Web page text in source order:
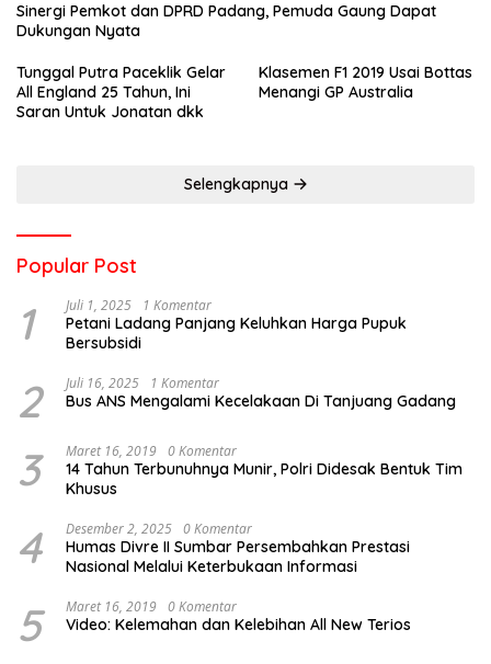
Sinergi Pemkot dan DPRD Padang, Pemuda Gaung Dapat
Dukungan Nyata
Tunggal Putra Paceklik Gelar
All England 25 Tahun, Ini
Saran Untuk Jonatan dkk
Klasemen F1 2019 Usai Bottas
Menangi GP Australia
Selengkapnya
Popular Post
1 Juli 1, 2025 1 Komentar
Petani Ladang Panjang Keluhkan Harga Pupuk
Bersubsidi
2 Juli 16, 2025 1 Komentar
Bus ANS Mengalami Kecelakaan Di Tanjuang Gadang
3 Maret 16, 2019 0 Komentar
14 Tahun Terbunuhnya Munir, Polri Didesak Bentuk Tim
Khusus
4 Desember 2, 2025 0 Komentar
Humas Divre II Sumbar Persembahkan Prestasi
Nasional Melalui Keterbukaan Informasi
5 Maret 16, 2019 0 Komentar
Video: Kelemahan dan Kelebihan All New Terios